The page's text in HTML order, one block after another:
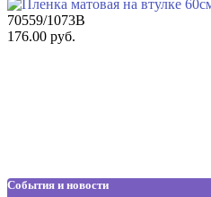
70559/1073В
176.00 руб.
События и новости